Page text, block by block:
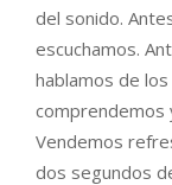
del sonido.
escuchamos.
hablamos de
comprendemos
Vendemos
dos segundos